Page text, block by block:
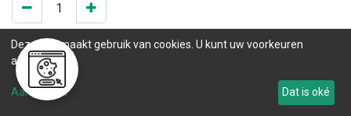
0 ST op voorraad
.
Levertijd
Deze site maakt gebruik van cookies. U kunt uw voorkeuren
aanpassen.
Aanpassen Dat is oké